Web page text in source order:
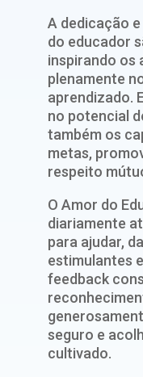
A dedicação
do educador
inspirando os
plenamente
aprendizado.
no potencial
também os
metas,
respeito
O Amor do
diariamente
para ajudar,
estimulantes
feedback
seguro e
cultivado.